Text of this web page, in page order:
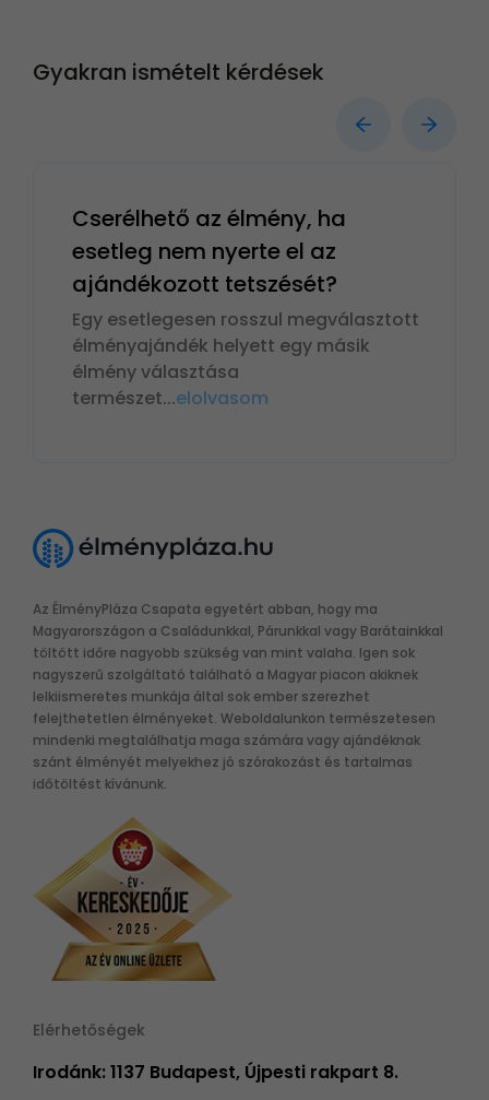
Gyakran ismételt kérdések
Cserélhető az élmény, ha
esetleg nem nyerte el az
ajándékozott tetszését?
Egy esetlegesen rosszul megválasztott
élményajándék helyett egy másik
élmény választása
természet...elolvasom
Az ÉlményPláza Csapata egyetért abban, hogy ma
Magyarországon a Családunkkal, Párunkkal vagy Barátainkkal
töltött időre nagyobb szükség van mint valaha. Igen sok
nagyszerű szolgáltató található a Magyar piacon akiknek
lelkiismeretes munkája által sok ember szerezhet
felejthetetlen élményeket. Weboldalunkon természetesen
mindenki megtalálhatja maga számára vagy ajándéknak
szánt élményét melyekhez jó szórakozást és tartalmas
időtöltést kívánunk.
Elérhetőségek
Irodánk: 1137 Budapest, Újpesti rakpart 8.